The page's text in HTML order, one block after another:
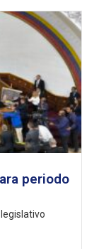
periodo